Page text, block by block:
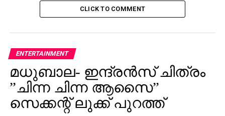
സത്യസന്ധമായ അന്വേഷണം വേണമെന്നും
മന്‍സൂര്‍ അലിഖാന്‍ ആവശ്യപ്പെട്ടു.
അന്വേഷിക്കണമെന്നാവശ്യപ്പെട്ട് നടി ഗൗതമി
പ്രധാനമന്ത്രിക്ക് കത്തയച്ചിരുന്നു. ജയലളിതയുടെ
മരണത്തില്‍ വിവിധ മേഖലകളില്‍ നിന്നുള്ളവര്‍ ദുരൂഹത
ആരോപിക്കുന്നുണ്ട്.
CLICK TO COMMENT
ENTERTAINMENT
മധുബാല- ഇന്ദ്രന്‍സ് ചിത്രം
”ചിന്ന ചിന്ന ആസൈ”
സെക്കന്റ് ലുക്ക് പുറത്ത്